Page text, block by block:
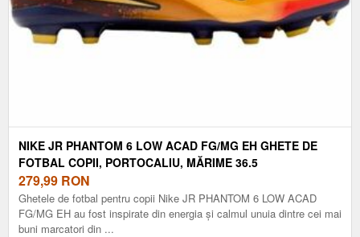
NIKE JR PHANTOM 6 LOW ACAD FG/MG EH GHETE DE
FOTBAL COPII, PORTOCALIU, MĂRIME 36.5
279,99 RON
Ghetele de fotbal pentru copii Nike JR PHANTOM 6 LOW ACAD
FG/MG EH au fost inspirate din energia și calmul unuia dintre cei mai
buni marcatori din ...